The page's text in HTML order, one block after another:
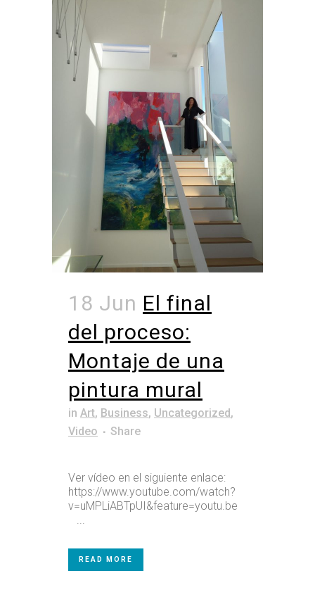
18 Jun El final
del proceso:
Montaje de una
pintura mural
in Art, Business, Uncategorized,
Video
Share
Ver vídeo en el siguiente enlace:
https://www.youtube.com/watch?
v=uMPLiABTpUI&feature=youtu.be
...
READ MORE